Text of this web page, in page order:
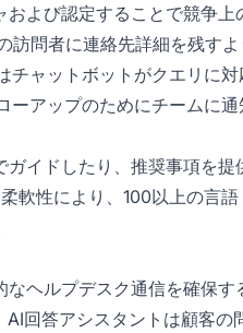
よび認定することで競争上
問者に連絡先詳細を残すよ
チャットボットがクエリに
アップのためにチームに
イドしたり、推奨事項を提
軟性により、100以上の言
ヘルプデスク通信を確保す
回答アシスタントは顧客の